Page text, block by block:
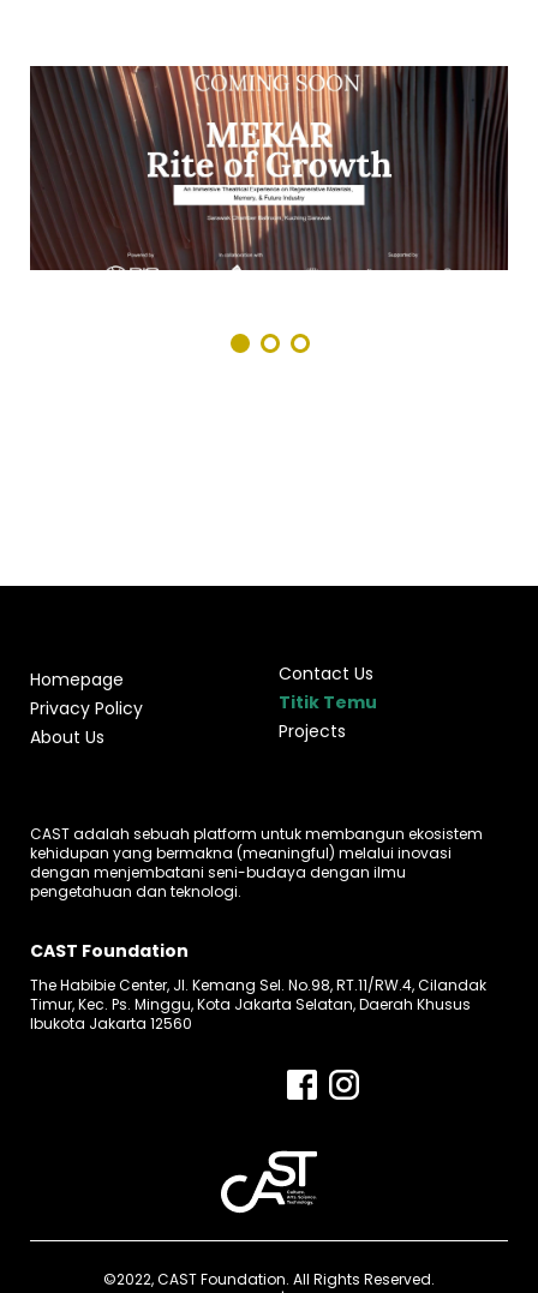
Homepage
Privacy Policy
About Us
Contact Us
Titik Temu
Projects
CAST adalah sebuah platform untuk membangun ekosistem
kehidupan yang bermakna (meaningful) melalui inovasi
dengan menjembatani seni-budaya dengan ilmu
pengetahuan dan teknologi.
CAST Foundation
The Habibie Center, Jl. Kemang Sel. No.98, RT.11/RW.4, Cilandak
Timur, Kec. Ps. Minggu, Kota Jakarta Selatan, Daerah Khusus
Ibukota Jakarta 12560
©2022, CAST Foundation. All Rights Reserved.